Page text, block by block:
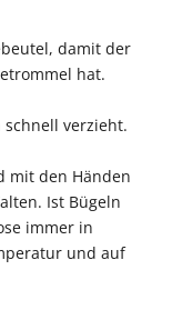
damit der
hat.
schnell verzieht.
mit den Händen
Ist Bügeln
immer in
und auf